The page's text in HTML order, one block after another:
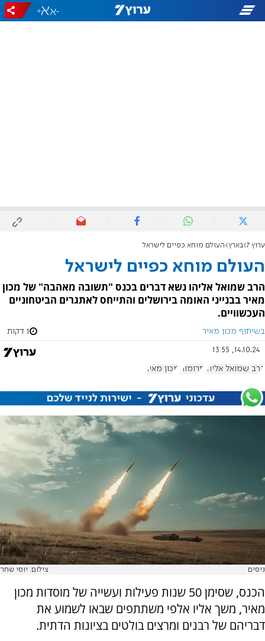
-
+
ערוץ 7 בארץ העולם מוחא כפיים לישראל
העולם מוחא כפיים לישראל
הרב שמואל אליהו נשא דברים בכנס "תשובה מאהבה" של מכון
מאיר בבנייני האומה בירושלים והתייחס לאתגרים הביטחוניים
העכשוויים.
בשיתוף מכון מאיר 1 דקות
14.10.24, 13:55
הרב שמואל אליהו תרומות מכון מאיר
ניסים צילום: יוסי שחר
הכנס, שסימן 50 שנות פעילות ועשייה של מוסדות מכון
מאיר, משך אליו אלפי משתתפים שבאו לשמוע את
דבריהם של רבנים ומרצים בולטים בציונות הדתית.